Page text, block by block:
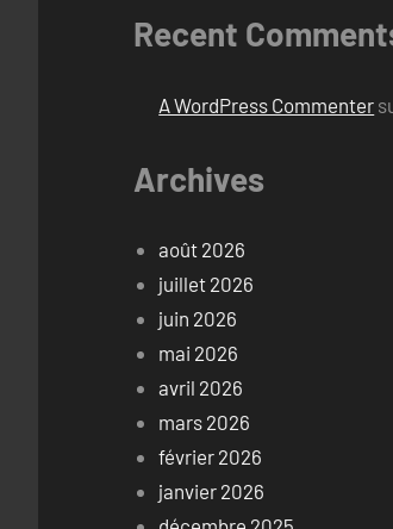
Recent
A WordPress Commenter
Archives
août 2026
juillet 2026
juin 2026
mai 2026
avril 2026
mars 2026
février 2026
janvier 2026